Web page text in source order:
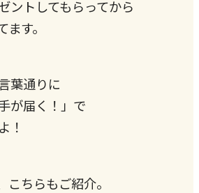
ントしてもらってから
す。
葉通りに
が届く！」で
！
こちらもご紹介。